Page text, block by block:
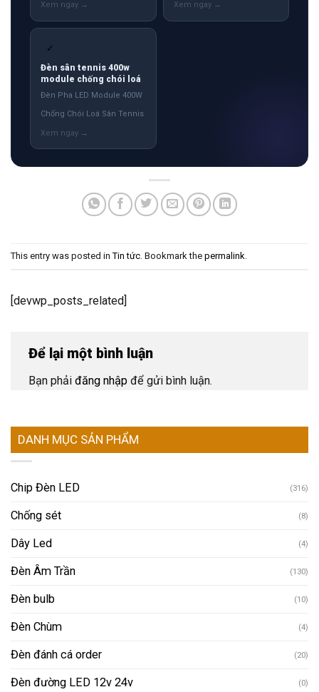
✓
Đèn sân tennis 400w
module chống chói loá
Đèn Pha LED Module 400W
Chống Chói Loá Sân Tennis
This entry was posted inTin tức . Bookmark the permalink
[devwp_posts_related]
Để lại một bình luận
Bạn phải đăng nhập để gửi bình luận.
DANH MỤC SẢN PHẨM
Chip Đèn LED (316)
Chống sét (8)
Dây Led (4)
Đèn Âm Trần (130)
Đèn bulb (10)
Đèn Chùm (4)
Đèn đánh cá order (20)
Đèn đường LED 12v 24v (0)